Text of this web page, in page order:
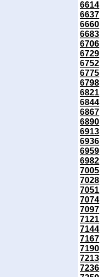
6614
6637
6660
6683
6706
6729
6752
6775
6798
6821
6844
6867
6890
6913
6936
6959
6982
7005
7028
7051
7074
7097
7121
7144
7167
7190
7213
7236